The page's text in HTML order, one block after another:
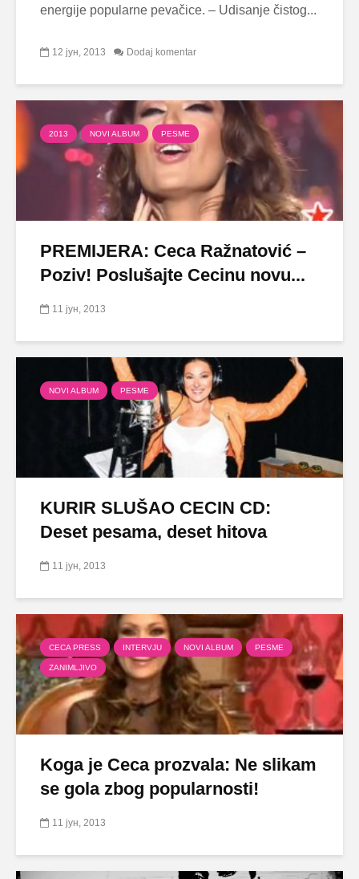
energije popularne pevačice. – Udisanje čistog...
12 јун, 2013 Dodaj komentar
2013 NOVI ALBUM PESME
PREMIJERA: Ceca Ražnatović –
Poziv! Poslušajte Cecinu novu...
11 јун, 2013
NOVI ALBUM PESME
KURIR SLUŠAO CECIN CD:
Deset pesama, deset hitova
11 јун, 2013
CECA PRESS INTERVJU NOVI ALBUM PESME
ZANIMLJIVO
Koga je Ceca prozvala: Ne slikam
se gola zbog popularnosti!
11 јун, 2013